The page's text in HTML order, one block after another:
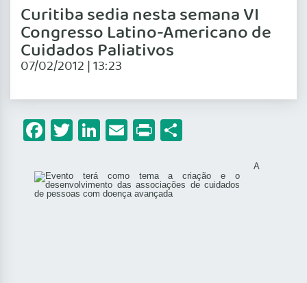
Curitiba sedia nesta semana VI
Congresso Latino-Americano de
Cuidados Paliativos
07/02/2012 | 13:23
Facebook
Twitter
LinkedIn
Email
Print
A